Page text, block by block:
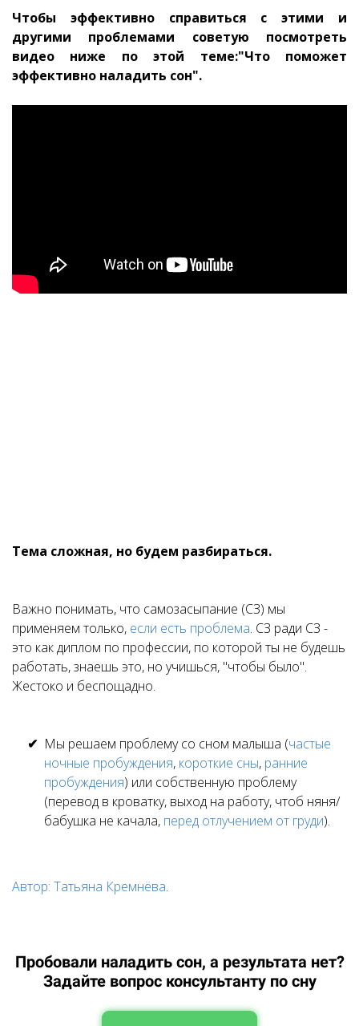
Чтобы эффективно справиться с этими и
другими проблемами советую посмотреть
видео ниже по этой теме:"Что поможет
эффективно наладить сон".
Тема сложная, но будем разбираться.
Важно понимать, что самозасыпание (СЗ) мы
применяем только, если есть проблема. СЗ ради СЗ -
это как диплом по профессии, по которой ты не будешь
работать, знаешь это, но учишься, "чтобы было".
Жестоко и беспощадно.
Мы решаем проблему со сном малыша (частые
ночные пробуждения, короткие сны, ранние
пробуждения) или собственную проблему
(перевод в кроватку, выход на работу, чтоб няня/
бабушка не качала, перед отлучением от груди).
Автор: Татьяна Кремнёва.
Пробовали наладить сон, а результата нет?
Задайте вопрос консультанту по сну